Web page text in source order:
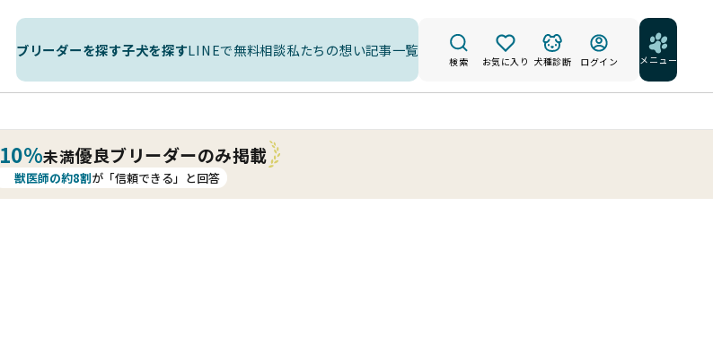
ブリーダーを探す子犬を探すLINEで無料相談私たちの想い記事一覧
検索 お気に入り 犬種診断 ログイン メニュー
10%未満優良ブリーダーのみ掲載
獣医師の約8割が「信頼できる」と回答